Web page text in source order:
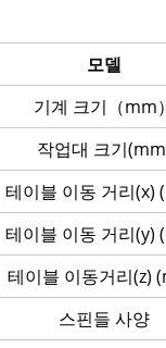
모델
기계 크기（mm）
작업대 크기
테이블 이동 거리(x)
테이블 이동 거리(y)
테이블 이동거리(z)
스핀들 사양